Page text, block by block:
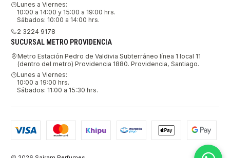
Lunes a Viernes:
10:00 a 14:00 y 15:00 a 19:00 hrs.
Sábados: 10:00 a 14:00 hrs.
2 3224 9178
SUCURSAL METRO PROVIDENCIA
Metro Estación Pedro de Valdivia Subterráneo línea 1 local 11
(dentro del metro) Providencia 1880. Providencia, Santiago.
Lunes a Viernes:
10:00 a 19:00 hrs.
Sábados: 11:00 a 15:30 hrs.